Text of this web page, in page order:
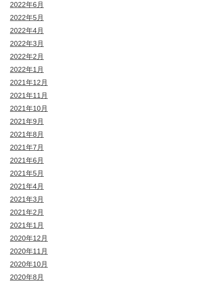
2022年6月
2022年5月
2022年4月
2022年3月
2022年2月
2022年1月
2021年12月
2021年11月
2021年10月
2021年9月
2021年8月
2021年7月
2021年6月
2021年5月
2021年4月
2021年3月
2021年2月
2021年1月
2020年12月
2020年11月
2020年10月
2020年8月